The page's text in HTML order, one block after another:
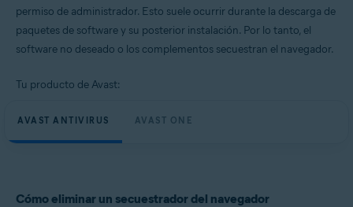
permiso de administrador. Esto suele ocurrir durante la descarga de
paquetes de software y su posterior instalación. Por lo tanto, el
software no deseado o los complementos secuestran el navegador.
Tu producto de Avast:
AVAST ANTIVIRUS AVAST ONE
Cómo eliminar un secuestrador del navegador